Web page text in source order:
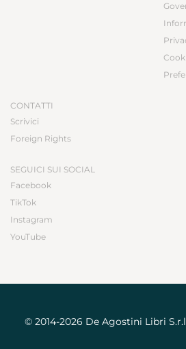
CONTATTI
Scrivici
Foreign Rights
SEGUICI SUI SOCIAL
Facebook
TikTok
Instagram
YouTube
© 2014-2026 De Agostini Libri S.r.l.